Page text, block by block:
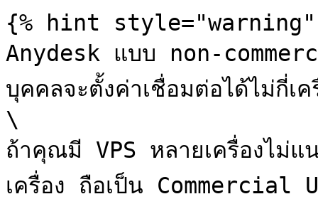
{% hint style="warning"
Anydesk แบบ non-
บุคคลจะตั้งค่าเชื่อมต่อได้ไม่กี่เ
\
ถ้าคุณมี VPS หลายเครื่องไม่
เครื่อง ถือเป็น Commercial